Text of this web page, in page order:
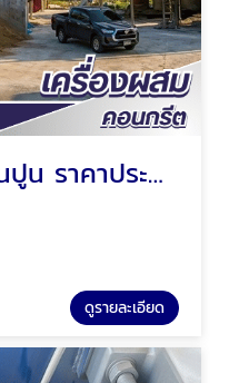
จำหน่ายอะไหล่แพล้นปูน ราคาประหยัด
ดูรายละเอียด